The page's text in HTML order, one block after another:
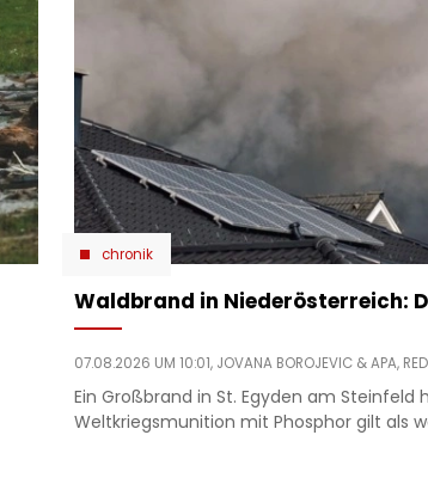
chronik
Waldbrand in Niederösterreich:
07.08.2026 UM 10:01, JOVANA BOROJEVIC & APA, RED
Ein Großbrand in St. Egyden am Steinfeld
Weltkriegsmunition mit Phosphor gilt als